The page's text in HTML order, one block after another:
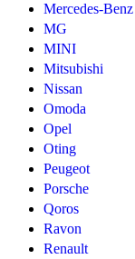
Mercedes-Benz
MG
MINI
Mitsubishi
Nissan
Omoda
Opel
Oting
Peugeot
Porsche
Qoros
Ravon
Renault